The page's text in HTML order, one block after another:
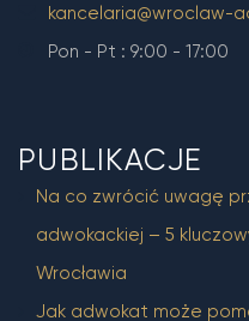
kancelaria@wroclaw-
Pon - Pt : 9:00 - 17:00
PUBLIKACJE
Na co zwrócić uwagę
adwokackiej – 5
Wrocławia
Jak adwokat może